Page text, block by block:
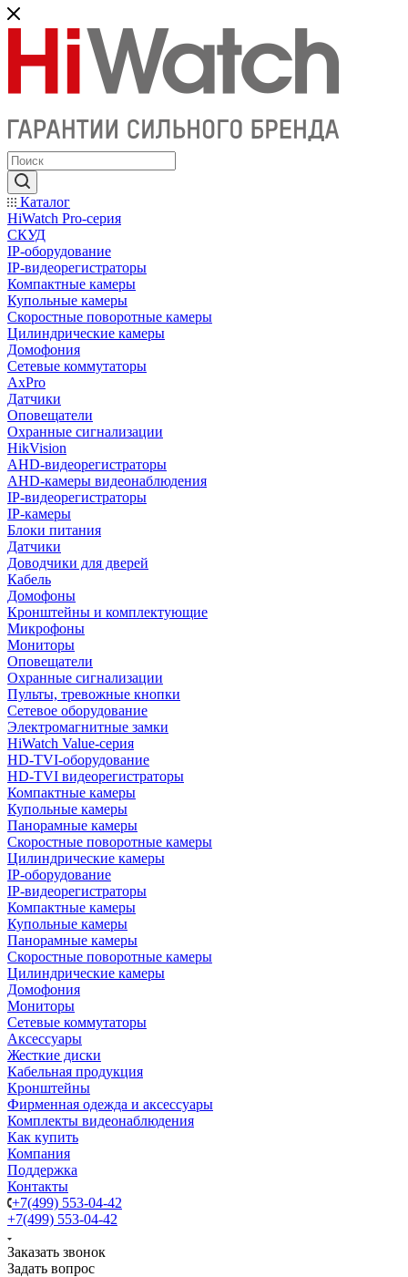
Каталог
HiWatch Pro-серия
CКУД
IP-оборудование
IP-видеорегистраторы
Компактные камеры
Купольные камеры
Скоростные поворотные камеры
Цилиндрические камеры
Домофония
Сетевые коммутаторы
AxPro
Датчики
Оповещатели
Охранные сигнализации
HikVision
AHD-видеорегистраторы
AHD-камеры видеонаблюдения
IP-видеорегистраторы
IP-камеры
Блоки питания
Датчики
Доводчики для дверей
Кабель
Домофоны
Кронштейны и комплектующие
Микрофоны
Мониторы
Оповещатели
Охранные сигнализации
Пульты, тревожные кнопки
Сетевое оборудование
Электромагнитные замки
HiWatch Value-серия
HD-TVI-оборудование
HD-TVI видеорегистраторы
Компактные камеры
Купольные камеры
Панорамные камеры
Скоростные поворотные камеры
Цилиндрические камеры
IP-оборудование
IP-видеорегистраторы
Компактные камеры
Купольные камеры
Панорамные камеры
Скоростные поворотные камеры
Цилиндрические камеры
Домофония
Мониторы
Сетевые коммутаторы
Аксессуары
Жесткие диски
Кабельная продукция
Кронштейны
Фирменная одежда и аксессуары
Комплекты видеонаблюдения
Как купить
Компания
Поддержка
Контакты
+7(499) 553-04-42
+7(499) 553-04-42
Заказать звонок
Задать вопрос